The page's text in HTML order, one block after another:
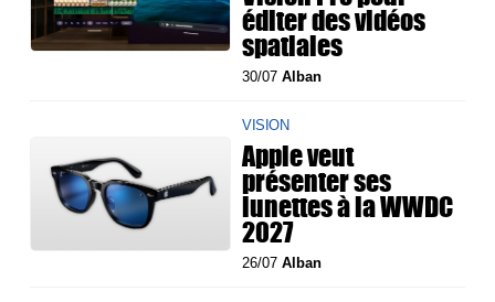
éditer des vidéos
spatiales
30/07Alban
VISION
Apple veut
présenter ses
lunettes à la WWDC
2027
26/07Alban